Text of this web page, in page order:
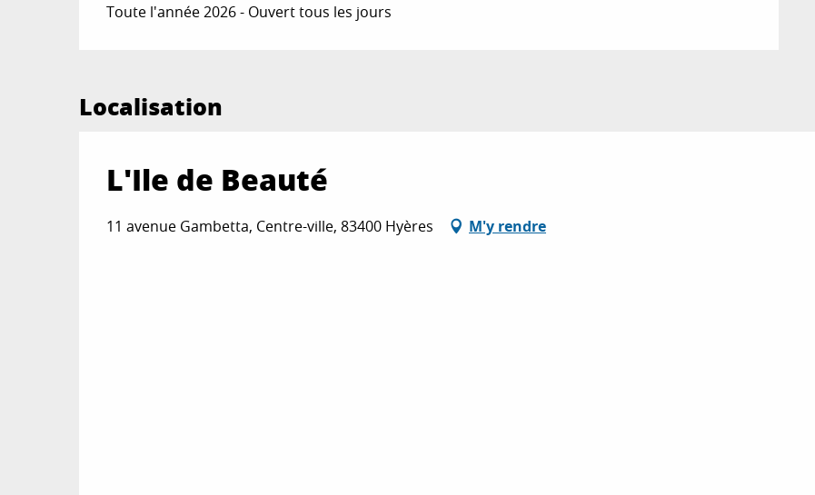
Toute l'année 2026 - Ouvert tous les jours
Localisation
L'Ile de Beauté
11 avenue Gambetta, Centre-ville, 83400 Hyères M'y rendre